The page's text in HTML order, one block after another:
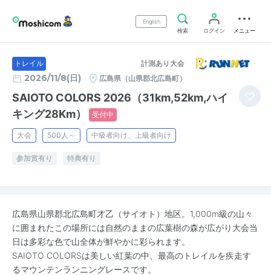
English
検索
ログイン メニュー
トレイル 計測あり大会
2026/11/8(日) 広島県（山県郡北広島町）
SAIOTO COLORS 2026（31km,52km,ハイ
キング28Km）
受付中
大会 500人～ 中級者向け、上級者向け
参加賞有り 特典有り
広島県山県郡北広島町才乙（サイオト）地区。1,000m級の山々
に囲まれたこの場所には自然のままの広葉樹の森が広がり大会当
日は多彩な色で山全体が鮮やかに彩られます。
SAIOTO COLORSは美しい紅葉の中、最高のトレイルを疾走す
るマウンテンランニングレースです。